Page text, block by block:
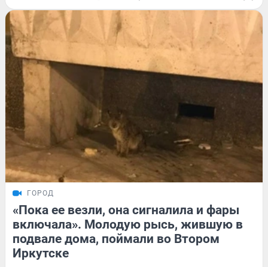
ГОРОД
«Пока ее везли, она сигналила и фары
включала». Молодую рысь, жившую в
подвале дома, поймали во Втором
Иркутске